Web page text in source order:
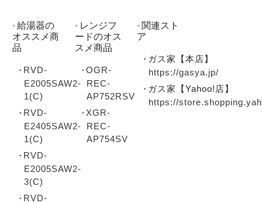
給湯器の
オススメ商
品
RVD-
E2005SAW2-
1(C)
RVD-
E2405SAW2-
1(C)
RVD-
E2005SAW2-
3(C)
RVD-
レンジフ
ードのオス
スメ商品
OGR-
REC-
AP752RSV
XGR-
REC-
AP754SV
関連スト
ア
ガス家【本店】
https://gasya.jp/
ガス家【Yahoo!店】
https://